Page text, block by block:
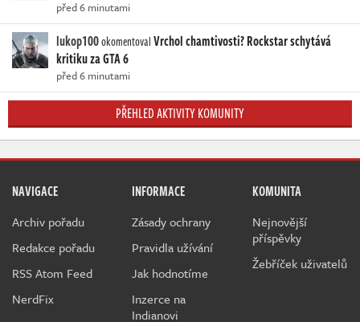
před 6 minutami
lukop100okomentovalVrchol chamtivosti? Rockstar schytává
kritiku za GTA 6
před 6 minutami
PŘEHLED AKTIVITY KOMUNITY
NAVIGACE
Archiv pořadu
Redakce pořadu
RSS Atom Feed
NerdFix
INFORMACE
Zásady ochrany
Pravidla užívání
Jak hodnotíme
Inzerce na
Indianovi
KOMUNITA
Nejnovější
příspěvky
Žebříček uživatelů